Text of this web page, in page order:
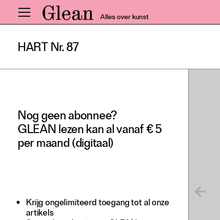
Alles over kunst
Home
Nieuws
Inzicht
Events
Meer rubrieken
Aanmelden
Abonneren
HART Nr. 87
Nog geen abonnee?
GLEAN lezen kan al vanaf € 5
per maand (digitaal)
Krijg ongelimiteerd toegang tot al onze
artikels